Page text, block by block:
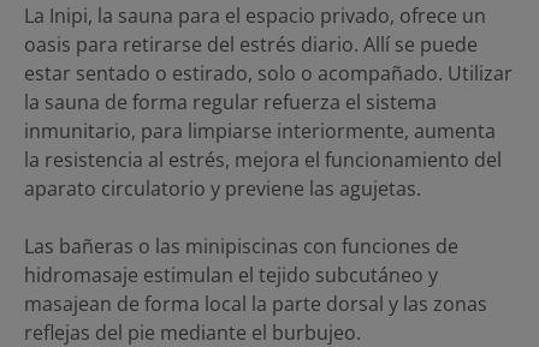
La Inipi, la sauna para el espacio privado, ofrece un
oasis para retirarse del estrés diario. Allí se puede
estar sentado o estirado, solo o acompañado. Utilizar
la sauna de forma regular refuerza el sistema
inmunitario, para limpiarse interiormente, aumenta
la resistencia al estrés, mejora el funcionamiento del
aparato circulatorio y previene las agujetas.
Las bañeras o las minipiscinas con funciones de
hidromasaje estimulan el tejido subcutáneo y
masajean de forma local la parte dorsal y las zonas
reflejas del pie mediante el burbujeo.